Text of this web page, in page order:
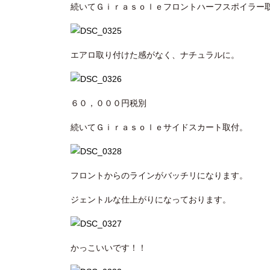
続いてＧｉｒａｓｏｌｅフロントハーフスポイラー
エアロ取り付けた感がなく、ナチュラルに。
６０，０００円税別
続いてＧｉｒａｓｏｌｅサイドスカート取付。
フロントからのラインがバッチリになります。
ジェントルな仕上がりになっております。
かっこいいです！！